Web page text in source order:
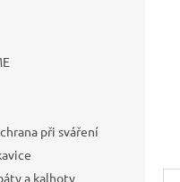
při sváření
a kalhoty